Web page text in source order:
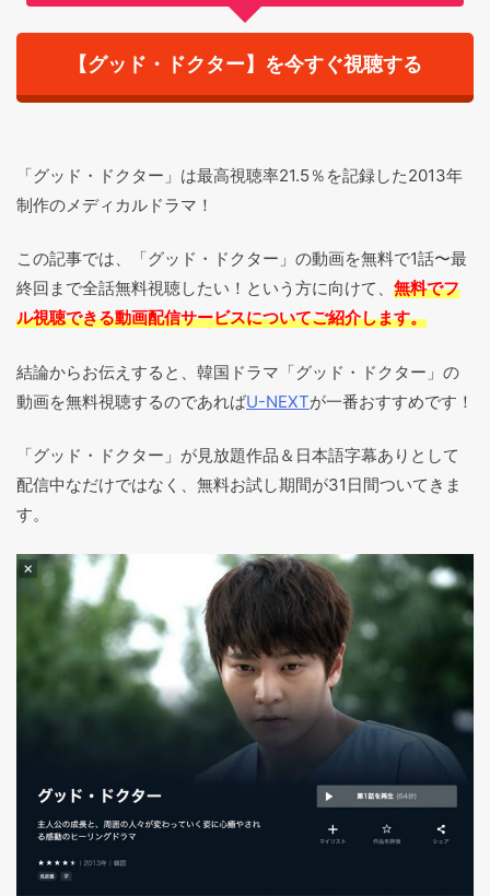
【グッド・ドクター】を今すぐ視聴する
「グッド・ドクター」は最高視聴率21.5％を記録した2013年
制作のメディカルドラマ！
この記事では、「グッド・ドクター」の動画を無料で1話〜最
終回まで全話無料視聴したい！という方に向けて、 無料でフ
ル視聴できる動画配信サービスについてご紹介します。
結論からお伝えすると、韓国ドラマ「グッド・ドクター」の
動画を無料視聴するのであればU-NEXTが一番おすすめです！
「グッド・ドクター」が見放題作品＆日本語字幕ありとして
配信中なだけではなく、無料お試し期間が31日間ついてきま
す。